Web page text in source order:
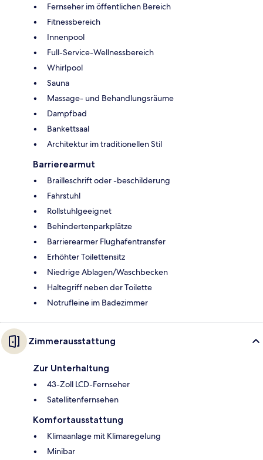
Fernseher im öffentlichen Bereich
Fitnessbereich
Innenpool
Full-Service-Wellnessbereich
Whirlpool
Sauna
Massage- und Behandlungsräume
Dampfbad
Bankettsaal
Architektur im traditionellen Stil
Barrierearmut
Brailleschrift oder -beschilderung
Fahrstuhl
Rollstuhlgeeignet
Behindertenparkplätze
Barrierearmer Flughafentransfer
Erhöhter Toilettensitz
Niedrige Ablagen/Waschbecken
Haltegriff neben der Toilette
Notrufleine im Badezimmer
Zimmerausstattung
Zur Unterhaltung
43-Zoll LCD-Fernseher
Satellitenfernsehen
Komfortausstattung
Klimaanlage mit Klimaregelung
Minibar